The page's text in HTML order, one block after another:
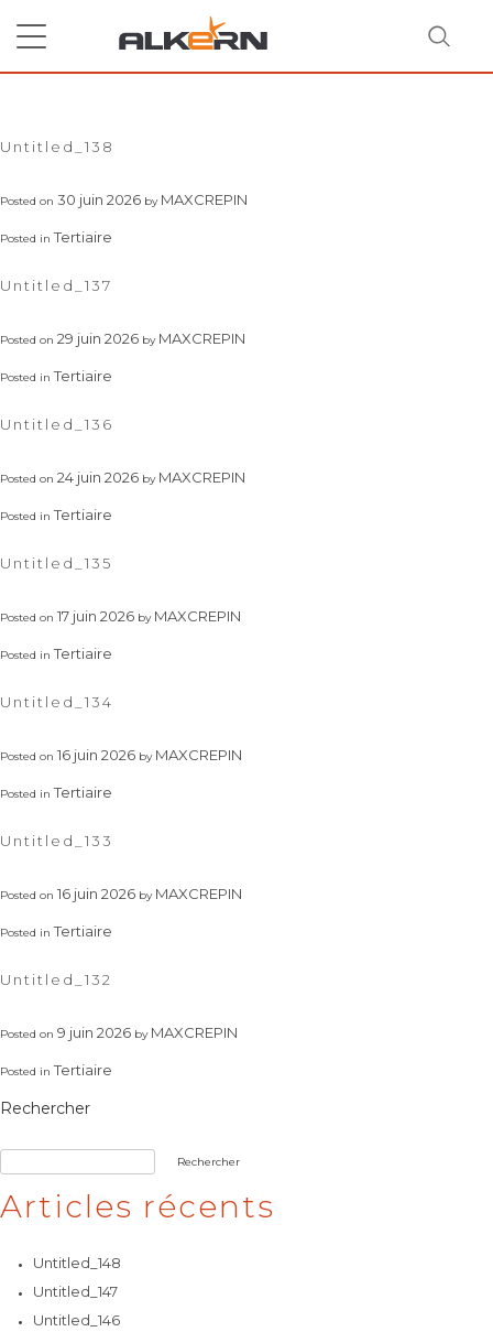
content
Untitled_138
Posted on 30 juin 2026 by MAXCREPIN
Posted inTertiaire
Untitled_137
Posted on 29 juin 2026 by MAXCREPIN
Posted inTertiaire
Untitled_136
Posted on 24 juin 2026 by MAXCREPIN
Posted inTertiaire
Untitled_135
Posted on 17 juin 2026 by MAXCREPIN
Posted inTertiaire
Untitled_134
Posted on 16 juin 2026 by MAXCREPIN
Posted inTertiaire
Untitled_133
Posted on 16 juin 2026 by MAXCREPIN
Posted inTertiaire
Untitled_132
Posted on 9 juin 2026 by MAXCREPIN
Posted inTertiaire
Rechercher
Rechercher
Articles récents
Untitled_148
Untitled_147
Untitled_146